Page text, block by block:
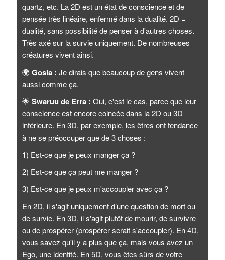
quartz, etc. La 2D est un état de conscience et de
pensée très linéaire, enfermé dans la dualité. 2D =
dualité, sans possibilité de penser à d'autres choses.
Très axé sur la survie uniquement. De nombreuses
créatures vivent ainsi.
🌍 Gosia : Je dirais que beaucoup de gens vivent
aussi comme ça.
🌟 Swaruu de Erra : Oui, c'est le cas, parce que leur
conscience est encore coincée dans la 2D ou 3D
inférieure. En 3D, par exemple, les êtres ont tendance
à ne se préoccuper que de 3 choses :
1) Est-ce que je peux manger ça ?
2) Est-ce que ça peut me manger ?
3) Est-ce que je peux m'accoupler avec ça ?
En 2D, il s'agit uniquement d’une question de mort ou
de survie. En 3D, il s'agit plutôt de mourir, de survivre
ou de prospérer (prospérer serait s'accoupler). En 4D,
vous savez qu'il y a plus que ça, mais vous avez un
Ego, une identité. En 5D, vous êtes sûrs de votre